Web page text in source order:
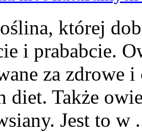
której
i prababcie.
za zdrowe
diet. Także
Jest to w